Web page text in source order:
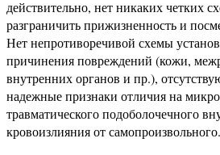
действительно, нет никаких четких
разграничить прижизненность и
Нет непротиворечивой схемы
причинения повреждений (кожи,
внутренних органов и пр.),
надежные признаки отличия на
травматического подоболочечного
кровоизлияния от самопроизвольного.